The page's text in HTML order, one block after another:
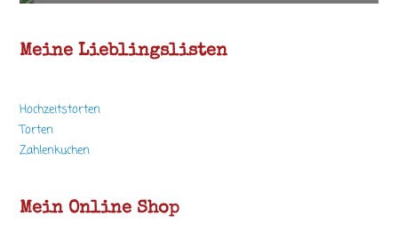
Meine Lieblingslisten
Hochzeitstorten
Torten
Zahlenkuchen
Mein Online Shop